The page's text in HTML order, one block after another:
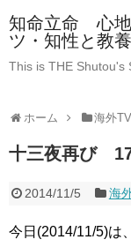
知命立命 心
ツ・知性と教
This is THE Shutou's
ホーム 海外
十三夜再び
2014/11/5 海
今日(2014/11/5)は